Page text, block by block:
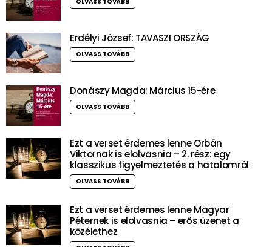
Erdélyi József: TAVASZI ORSZÁG
OLVASS TOVÁBB
Donászy Magda: Március 15-ére
OLVASS TOVÁBB
Ezt a verset érdemes lenne Orbán
Viktornak is elolvasnia – 2. rész: egy
klasszikus figyelmeztetés a hatalomról
OLVASS TOVÁBB
Ezt a verset érdemes lenne Magyar
Péternek is elolvasnia – erős üzenet a
közélethez